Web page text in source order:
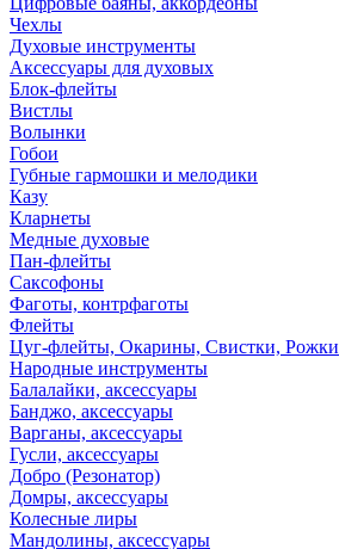
Чехлы
Духовые инструменты
Аксессуары для духовых
Блок-флейты
Вистлы
Волынки
Гобои
Губные гармошки и мелодики
Казу
Кларнеты
Медные духовые
Пан-флейты
Саксофоны
Фаготы, контрфаготы
Флейты
Цуг-флейты, Окарины, Свистки, Рожки
Народные инструменты
Балалайки, аксессуары
Банджо, аксессуары
Варганы, аксессуары
Гусли, аксессуары
Добро (Резонатор)
Домры, аксессуары
Колесные лиры
Мандолины, аксессуары